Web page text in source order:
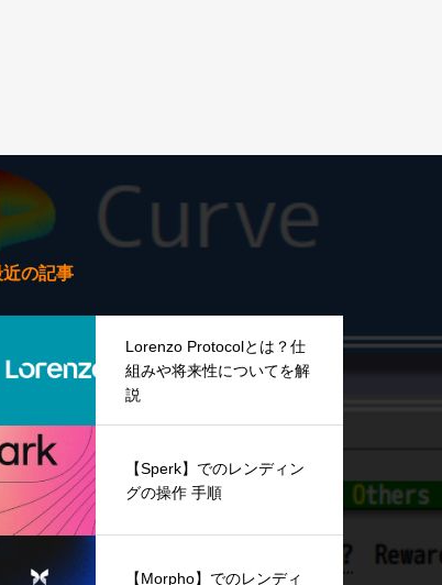
近の記事
Lorenzo Protocolとは？仕
組みや将来性についてを解
説
【Sperk】でのレンディン
グの操作 手順
【Morpho】でのレンディ